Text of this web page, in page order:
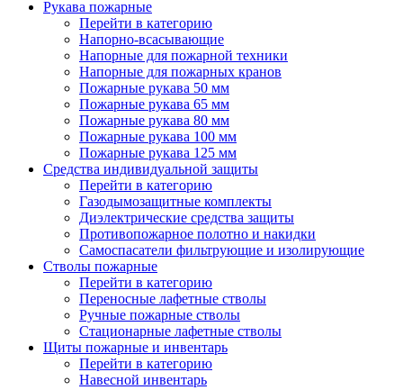
Рукава пожарные
Перейти в категорию
Напорно-всасывающие
Напорные для пожарной техники
Напорные для пожарных кранов
Пожарные рукава 50 мм
Пожарные рукава 65 мм
Пожарные рукава 80 мм
Пожарные рукава 100 мм
Пожарные рукава 125 мм
Средства индивидуальной защиты
Перейти в категорию
Газодымозащитные комплекты
Диэлектрические средства защиты
Противопожарное полотно и накидки
Самоспасатели фильтрующие и изолирующие
Стволы пожарные
Перейти в категорию
Переносные лафетные стволы
Ручные пожарные стволы
Стационарные лафетные стволы
Щиты пожарные и инвентарь
Перейти в категорию
Навесной инвентарь